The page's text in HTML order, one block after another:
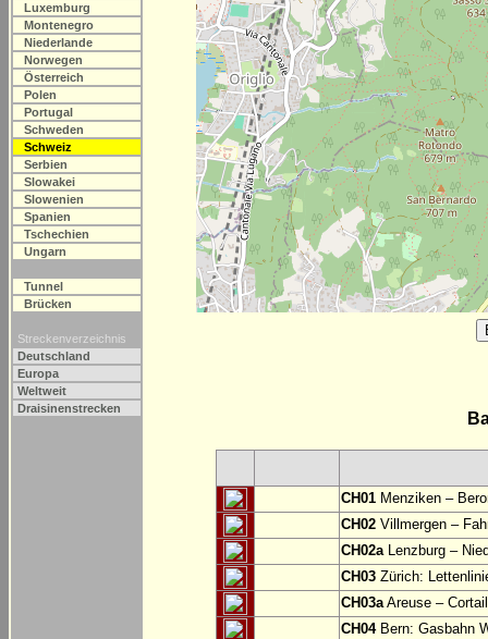
Luxemburg
Montenegro
Niederlande
Norwegen
Österreich
Polen
Portugal
Schweden
Schweiz
Serbien
Slowakei
Slowenien
Spanien
Tschechien
Ungarn
Tunnel
Brücken
Streckenverzeichnis
Deutschland
Europa
Weltweit
Draisinenstrecken
CH01 Menziken –
CH02 Villmergen –
CH02aLenzburg –
CH03 Zürich:
CH03aAreuse –
CH04Bern: Gasbahn